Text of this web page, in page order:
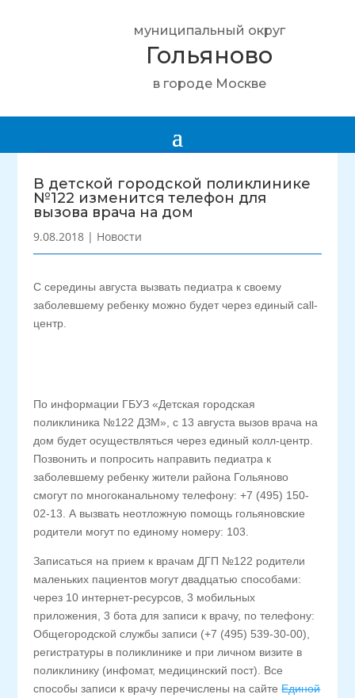
муниципальный округ
Гольяново
в городе Москве
В детской городской поликлинике
№122 изменится телефон для
вызова врача на дом
9.08.2018 | Новости
С середины августа вызвать педиатра к своему
заболевшему ребенку можно будет через единый call-
центр.
По информации ГБУЗ «Детская городская
поликлиника №122 ДЗМ», с 13 августа вызов врача на
дом будет осуществляться через единый колл-центр.
Позвонить и попросить направить педиатра к
заболевшему ребенку жители района Гольяново
смогут по многоканальному телефону: +7 (495) 150-
02-13. А вызвать неотложную помощь гольяновские
родители могут по единому номеру: 103.
Записаться на прием к врачам ДГП №122 родители
маленьких пациентов могут двадцатью способами:
через 10 интернет-ресурсов, 3 мобильных
приложения, 3 бота для записи к врачу, по телефону:
Общегородской службы записи (+7 (495) 539-30-00),
регистратуры в поликлинике и при личном визите в
поликлинику (инфомат, медицинский пост). Все
способы записи к врачу перечислены на сайтеЕдиной